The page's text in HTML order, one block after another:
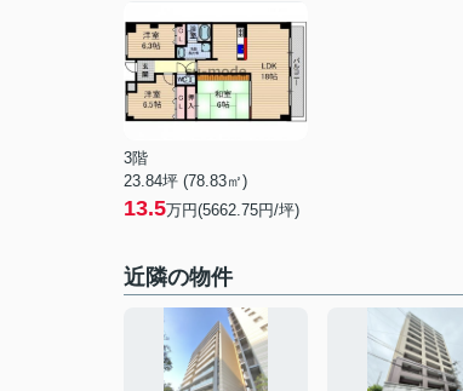
3階
23.84坪 (78.83㎡)
13.5万円(5662.75円/坪)
近隣の物件